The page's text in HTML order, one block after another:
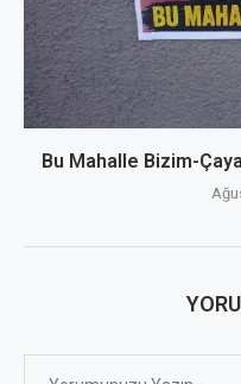
Bu Mahalle Bizim-